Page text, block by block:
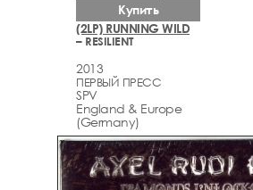
(2LP) RUNNING WILD
– RESILIENT
2013
ПЕРВЫЙ ПРЕСС
SPV
England & Europe
(Germany)
Купить